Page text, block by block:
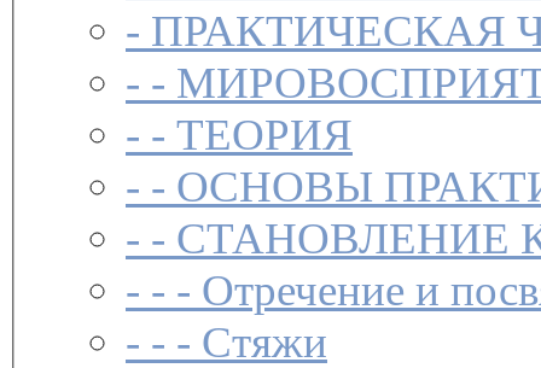
- ПРАКТИЧЕСКАЯ
- -
- - ТЕОРИЯ
- - ОСНОВЫ
- - СТАНОВЛЕНИЕ
- - - Отречение и
- - - Стяжи